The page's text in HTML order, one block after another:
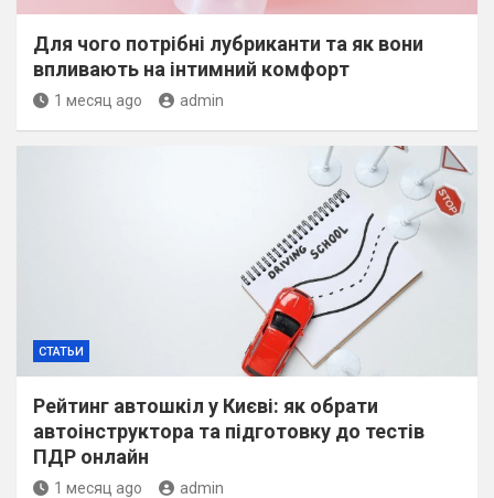
Для чого потрібні лубриканти та як вони
впливають на інтимний комфорт
1 месяц ago admin
СТАТЬИ
Рейтинг автошкіл у Києві: як обрати
автоінструктора та підготовку до тестів
ПДР онлайн
1 месяц ago admin